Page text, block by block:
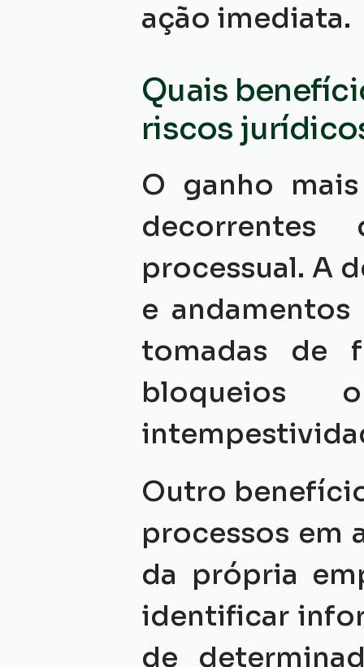
ação imediata.
Quais
riscos
O ganho
decorrentes
processual. A
e
tomadas de
bloqueios
Outro
processos em
da própria
identificar
de